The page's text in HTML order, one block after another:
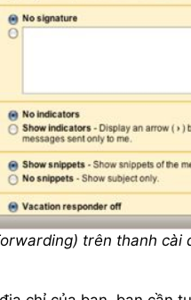
trên thanh cài